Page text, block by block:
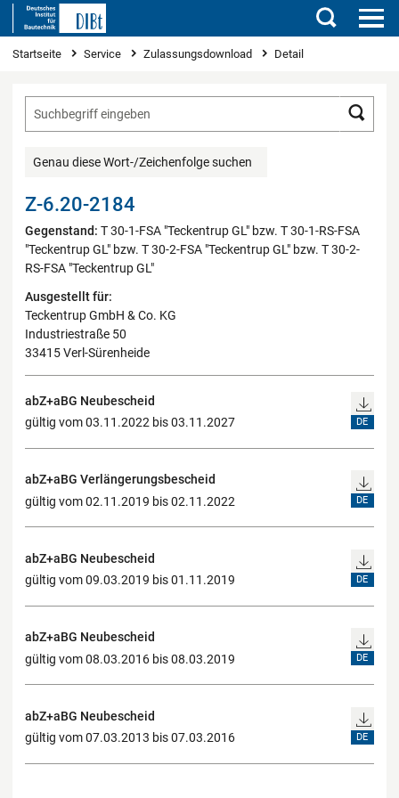
Suchen
Sie sind hier
Startseite Service Zulassungsdownload Detail
Genau diese Wort-/Zeichenfolge suchen
Z-6.20-2184
Gegenstand: T 30-1-FSA "Teckentrup GL" bzw. T 30-1-RS-FSA
"Teckentrup GL" bzw. T 30-2-FSA "Teckentrup GL" bzw. T 30-2-
RS-FSA "Teckentrup GL"
Ausgestellt für:
Teckentrup GmbH & Co. KG
Industriestraße 50
33415 Verl-Sürenheide
abZ+aBG Neubescheid
gültig vom 03.11.2022 bis 03.11.2027
DE
abZ+aBG Verlängerungsbescheid
gültig vom 02.11.2019 bis 02.11.2022
DE
abZ+aBG Neubescheid
gültig vom 09.03.2019 bis 01.11.2019
DE
abZ+aBG Neubescheid
gültig vom 08.03.2016 bis 08.03.2019
DE
abZ+aBG Neubescheid
gültig vom 07.03.2013 bis 07.03.2016
DE